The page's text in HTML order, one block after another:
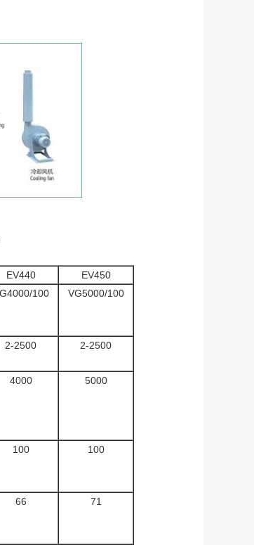
EV440
EV450
100 VG5000/100
2-2500 2-2500
4000 5000
100 100
66 71